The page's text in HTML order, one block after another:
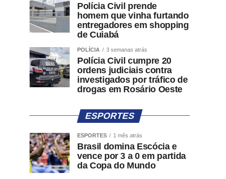
Polícia Civil prende
homem que vinha furtando
entregadores em shopping
de Cuiabá
POLÍCIA 3 semanas atrás
Polícia Civil cumpre 20
ordens judiciais contra
investigados por tráfico de
drogas em Rosário Oeste
ESPORTES
ESPORTES 1 mês atrás
Brasil domina Escócia e
vence por 3 a 0 em partida
da Copa do Mundo